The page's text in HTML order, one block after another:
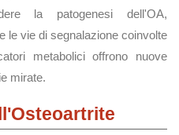
la patogenesi dell'OA,
le vie di segnalazione coinvolte
metabolici offrono nuove
mirate.